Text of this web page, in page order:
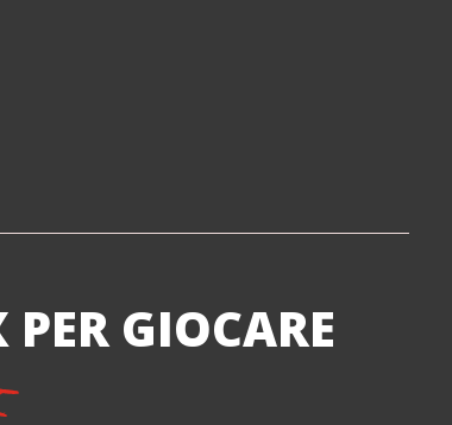
GIOCARE